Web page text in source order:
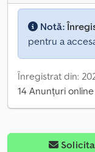
Notă:
pentru a
Înregistrat din:
14 Anunțuri online
Solicita